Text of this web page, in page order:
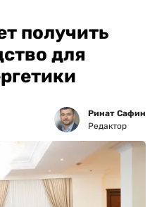
получить
для
Ринат Сафин
Редактор